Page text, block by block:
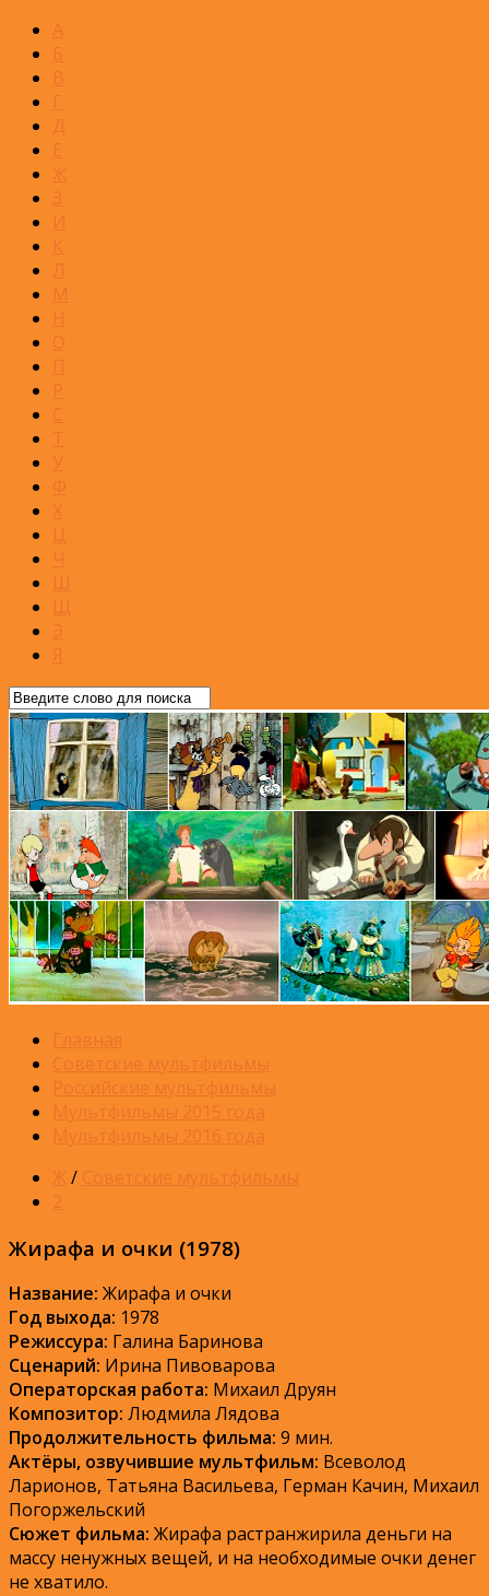
А
Б
В
Г
Д
Е
Ж
З
И
К
Л
М
Н
О
П
Р
С
Т
У
Ф
Х
Ц
Ч
Ш
Щ
Э
Я
Главная
Советские мультфильмы
Российские мультфильмы
Мультфильмы 2015 года
Мультфильмы 2016 года
Ж / Советские мультфильмы
2
Жирафа и очки (1978)
Название: Жирафа и очки
Год выхода: 1978
Режиссура: Галина Баринова
Сценарий: Ирина Пивоварова
Операторская работа: Михаил Друян
Композитор: Людмила Лядова
Продолжительность фильма: 9 мин.
Актёры, озвучившие мультфильм: Всеволод
Ларионов, Татьяна Васильева, Герман Качин, Михаил
Погоржельский
Сюжет фильма: Жирафа растранжирила деньги на
массу ненужных вещей, и на необходимые очки денег
не хватило.